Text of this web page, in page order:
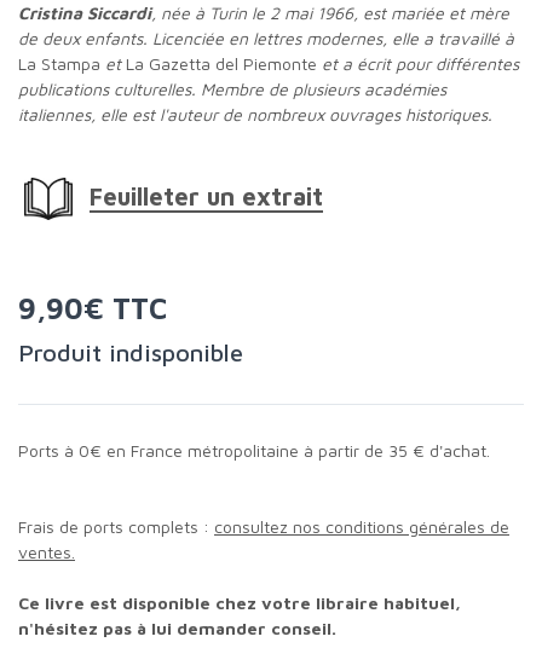
Cristina Siccardi, née à Turin le 2 mai 1966, est mariée et mère
de deux enfants. Licenciée en lettres modernes, elle a travaillé à
La Stampa et La Gazetta del Piemonte et a écrit pour différentes
publications culturelles. Membre de plusieurs académies
italiennes, elle est l'auteur de nombreux ouvrages historiques.
Feuilleter un extrait
9,90€ TTC
Produit indisponible
Ports à 0€ en France métropolitaine à partir de 35 € d'achat.
Frais de ports complets : consultez nos conditions générales de
ventes.
Ce livre est disponible chez votre libraire habituel,
n'hésitez pas à lui demander conseil.